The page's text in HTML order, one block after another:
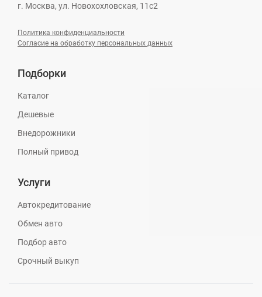
г. Москва, ул. Новохохловская, 11с2
Политика конфиденциальности
Согласие на обработку персональных данных
Подборки
Каталог
Дешевые
Внедорожники
Полный привод
Услуги
Автокредитование
Обмен авто
Подбор авто
Срочный выкуп